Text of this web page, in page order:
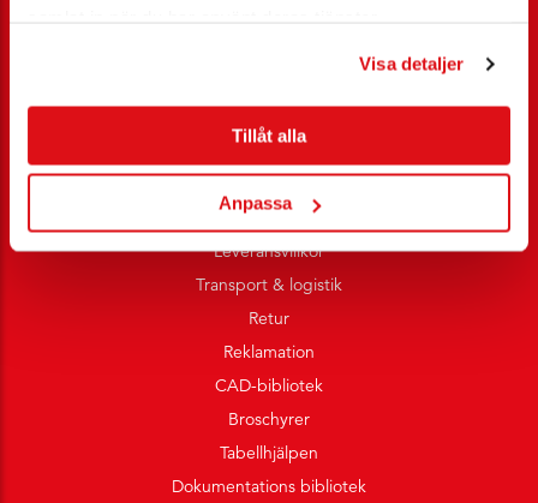
Visa detaljer
Tillåt alla
Anpassa
Rådgivning
Tjänster
Villkor e-handel
Leveransvillkor
Transport & logistik
Retur
Reklamation
CAD-bibliotek
Broschyrer
Tabellhjälpen
Dokumentations bibliotek